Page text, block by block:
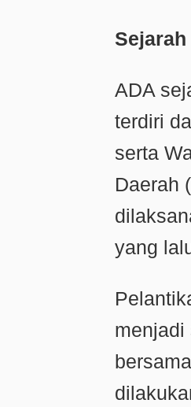
ADA
terdiri
serta
Daerah
yang
menjadi